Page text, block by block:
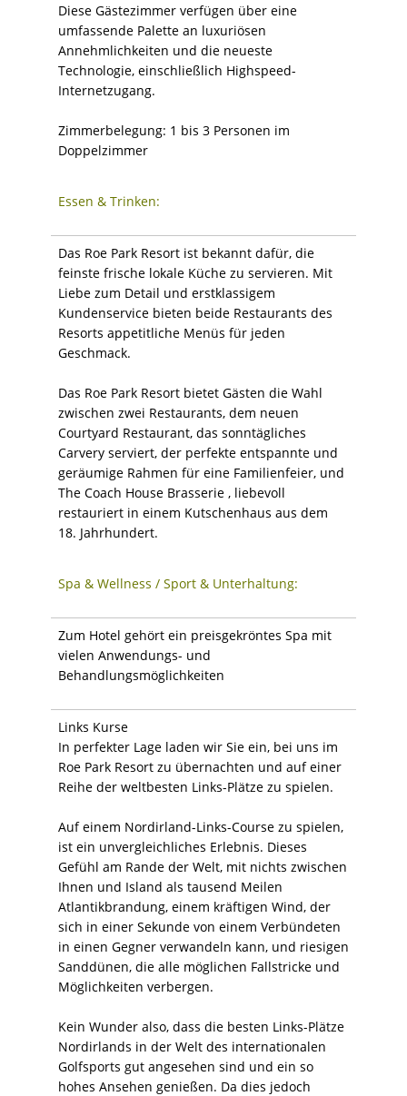
Diese Gästezimmer verfügen über eine
umfassende Palette an luxuriösen
Annehmlichkeiten und die neueste
Technologie, einschließlich Highspeed-
Internetzugang.
Zimmerbelegung: 1 bis 3 Personen im
Doppelzimmer
Essen & Trinken:
Das Roe Park Resort ist bekannt dafür, die
feinste frische lokale Küche zu servieren. Mit
Liebe zum Detail und erstklassigem
Kundenservice bieten beide Restaurants des
Resorts appetitliche Menüs für jeden
Geschmack.
Das Roe Park Resort bietet Gästen die Wahl
zwischen zwei Restaurants, dem neuen
Courtyard Restaurant, das sonntägliches
Carvery serviert, der perfekte entspannte und
geräumige Rahmen für eine Familienfeier, und
The Coach House Brasserie , liebevoll
restauriert in einem Kutschenhaus aus dem
18. Jahrhundert.
Spa & Wellness / Sport & Unterhaltung:
Zum Hotel gehört ein preisgekröntes Spa mit
vielen Anwendungs- und
Behandlungsmöglichkeiten
Links Kurse
In perfekter Lage laden wir Sie ein, bei uns im
Roe Park Resort zu übernachten und auf einer
Reihe der weltbesten Links-Plätze zu spielen.
Auf einem Nordirland-Links-Course zu spielen,
ist ein unvergleichliches Erlebnis. Dieses
Gefühl am Rande der Welt, mit nichts zwischen
Ihnen und Island als tausend Meilen
Atlantikbrandung, einem kräftigen Wind, der
sich in einer Sekunde von einem Verbündeten
in einen Gegner verwandeln kann, und riesigen
Sanddünen, die alle möglichen Fallstricke und
Möglichkeiten verbergen.
Kein Wunder also, dass die besten Links-Plätze
Nordirlands in der Welt des internationalen
Golfsports gut angesehen sind und ein so
hohes Ansehen genießen. Da dies jedoch